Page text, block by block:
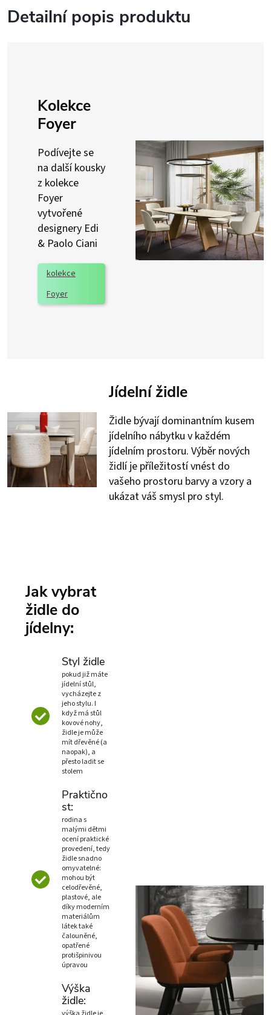
Detailní popis produktu
Kolekce
Foyer
Podívejte se
na další kousky
z kolekce
Foyer
vytvořené
designery Edi
& Paolo Ciani
kolekce
Foyer
Jídelní židle
Židle bývají dominantním kusem
jídelního nábytku v každém
jídelním prostoru. Výběr nových
židlí je příležitostí vnést do
vašeho prostoru barvy a vzory a
ukázat váš smysl pro styl.
Jak vybrat
židle do
jídelny:
Styl židle
pokud již máte
jídelní stůl,
vycházejte z
jeho stylu. I
když má stůl
kovové nohy,
židle je může
mít dřevěné (a
naopak), a
přesto ladit se
stolem
Praktično
st:
rodina s
malými dětmi
ocení praktické
provedení, tedy
židle snadno
omyvatelné:
mohou být
celodřevěné,
plastové, ale
díky moderním
materiálům
látek také
čalouněné,
opatřené
protišpinivou
úpravou
Výška
židle: